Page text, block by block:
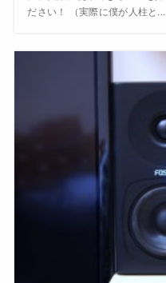
ださい！ （実際に僕が人柱と...